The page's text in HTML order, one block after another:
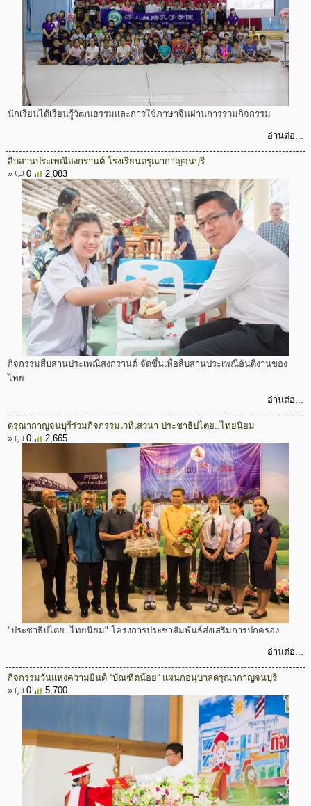
นักเรียนได้เรียนรู้วัฒนธรรมและการใช้ภาษาจีนผ่านการร่วมกิจกรรม
อ่านต่อ...
สืบสานประเพณีสงกรานต์ โรงเรียนดรุณากาญจนบุรี
»
0 2,083
กิจกรรมสืบสานประเพณีสงกรานต์ จัดขึ้นเพื่อสืบสานประเพณีอันดีงานของ
ไทย
อ่านต่อ...
ดรุณากาญจนบุรีร่วมกิจกรรมเวทีเสวนา ประชาธิปไตย..ไทยนิยม
»
0 2,665
"ประชาธิปไตย..ไทยนิยม" โครงการประชาสัมพันธ์ส่งเสริมการปกครอง
อ่านต่อ...
กิจกรรมวันแห่งความยินดี “บัณฑิตน้อย” แผนกอนุบาลดรุณากาญจนบุรี
»
0 5,700